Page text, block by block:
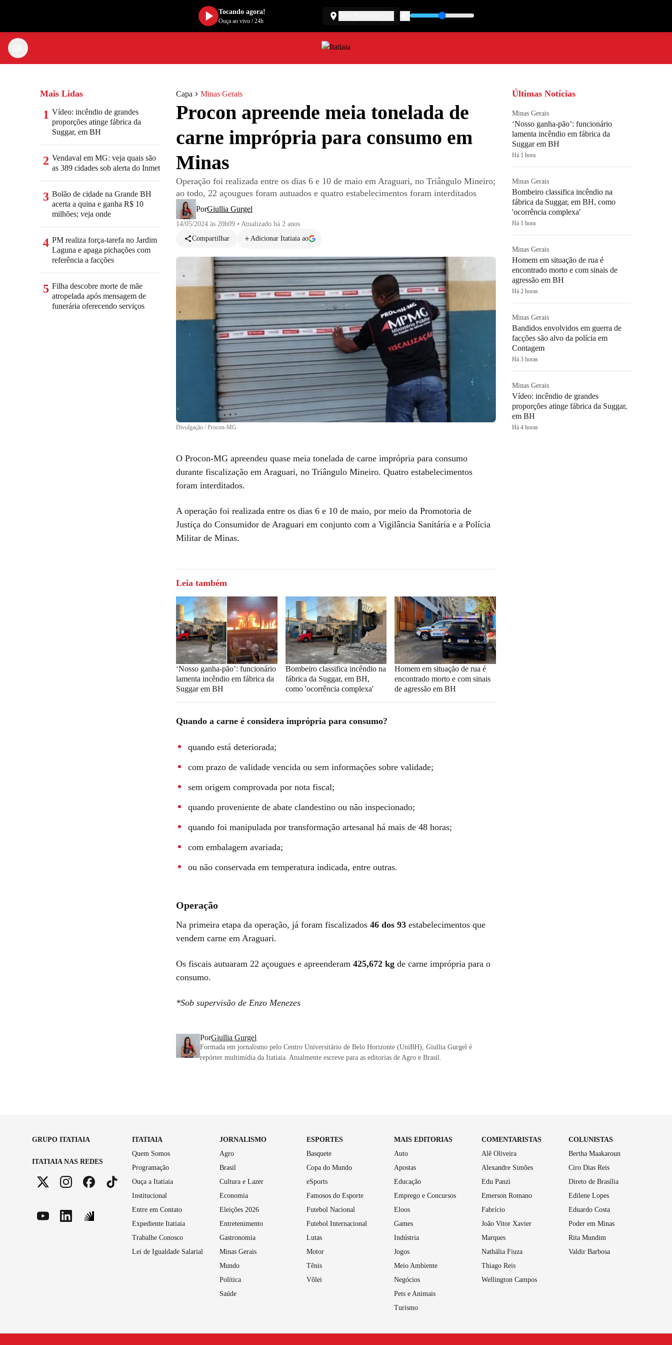
Capa Minas Gerais
Procon apreende meia tonelada de
carne imprópria para consumo em
Minas
Operação foi realizada entre os dias 6 e 10 de maio em Araguari, no Triângulo Mineiro;
ao todo, 22 açougues foram autuados e quatro estabelecimentos foram interditados
PorGiullia Gurgel
14/05/2024 às 20h09 • Atualizado há 2 anos
Compartilhar
Adicionar Itatiaia ao
Divulgação / Procon-MG
O Procon-MG apreendeu quase meia tonelada de carne imprópria para consumo
durante fiscalização em Araguari, no Triângulo Mineiro. Quatro estabelecimentos
foram interditados.
A operação foi realizada entre os dias 6 e 10 de maio, por meio da Promotoria de
Justiça do Consumidor de Araguari em conjunto com a Vigilância Sanitária e a Polícia
Militar de Minas.
Leia também
‘Nosso ganha-pão’: funcionário
lamenta incêndio em fábrica da
Suggar em BH
Bombeiro classifica incêndio na
fábrica da Suggar, em BH,
como 'ocorrência complexa'
Homem em situação de rua é
encontrado morto e com sinais
de agressão em BH
Quando a carne é considera imprópria para consumo?
quando está deteriorada;
com prazo de validade vencida ou sem informações sobre validade;
sem origem comprovada por nota fiscal;
quando proveniente de abate clandestino ou não inspecionado;
quando foi manipulada por transformação artesanal há mais de 48 horas;
com embalagem avariada;
ou não conservada em temperatura indicada, entre outras.
Operação
Na primeira etapa da operação, já foram fiscalizados 46 dos 93 estabelecimentos que
vendem carne em Araguari.
Os fiscais autuaram 22 açougues e apreenderam 425,672 kg de carne imprópria para o
consumo.
*Sob supervisão de Enzo Menezes
PorGiullia Gurgel
Formada em jornalismo pelo Centro Universitário de Belo Horizonte (UniBH), Giullia Gurgel é
repórter multimídia da Itatiaia. Atualmente escreve para as editorias de Agro e Brasil.
Mais Lidas
1 Vídeo: incêndio de grandes
proporções atinge fábrica da
Suggar, em BH
2 Vendaval em MG: veja quais são
as 389 cidades sob alerta do Inmet
3 Bolão de cidade na Grande BH
acerta a quina e ganha R$ 10
milhões; veja onde
4 PM realiza força-tarefa no Jardim
Laguna e apaga pichações com
referência a facções
5 Filha descobre morte de mãe
atropelada após mensagem de
funerária oferecendo serviços
Últimas Notícias
Minas Gerais
‘Nosso ganha-pão’: funcionário
lamenta incêndio em fábrica da
Suggar em BH
Há 1 hora
Minas Gerais
Bombeiro classifica incêndio na
fábrica da Suggar, em BH, como
'ocorrência complexa'
Há 1 hora
Minas Gerais
Homem em situação de rua é
encontrado morto e com sinais de
agressão em BH
Há 2 horas
Minas Gerais
Bandidos envolvidos em guerra de
facções são alvo da polícia em
Contagem
Há 3 horas
Minas Gerais
Vídeo: incêndio de grandes
proporções atinge fábrica da Suggar,
em BH
Há 4 horas
GRUPO ITATIAIA
ITATIAIA NAS REDES
ITATIAIA
Quem Somos
Programação
Ouça a Itatiaia
Institucional
Entre em Contato
Expediente Itatiaia
Trabalhe Conosco
Lei de Igualdade Salarial
JORNALISMO
Agro
Brasil
Cultura e Lazer
Economia
Eleições 2026
Entretenimento
Gastronomia
Minas Gerais
Mundo
Política
Saúde
ESPORTES
Basquete
Copa do Mundo
eSports
Famosos do Esporte
Futebol Nacional
Futebol Internacional
Lutas
Motor
Tênis
Vôlei
MAIS EDITORIAS
Auto
Apostas
Educação
Emprego e Concursos
Eloos
Games
Indústria
Jogos
Meio Ambiente
Negócios
Pets e Animais
Turismo
COMENTARISTAS
Alê Oliveira
Alexandre Simões
Edu Panzi
Emerson Romano
Fabrício
João Vitor Xavier
Marques
Nathália Fiuza
Thiago Reis
Wellington Campos
COLUNISTAS
Bertha Maakaroun
Ciro Dias Reis
Direto de Brasília
Edilene Lopes
Eduardo Costa
Poder em Minas
Rita Mundim
Valdir Barbosa
Tocando agora!
Ouça ao vivo/24h